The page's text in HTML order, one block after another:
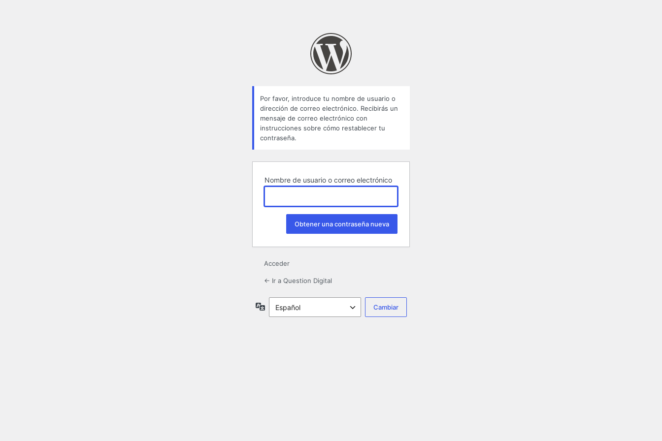
Por favor, introduce tu nombre de usuario o
dirección de correo electrónico. Recibirás un
mensaje de correo electrónico con
instrucciones sobre cómo restablecer tu
contraseña.
Nombre de usuario o correo electrónico
Acceder
← Ir a Question Digital
Idioma